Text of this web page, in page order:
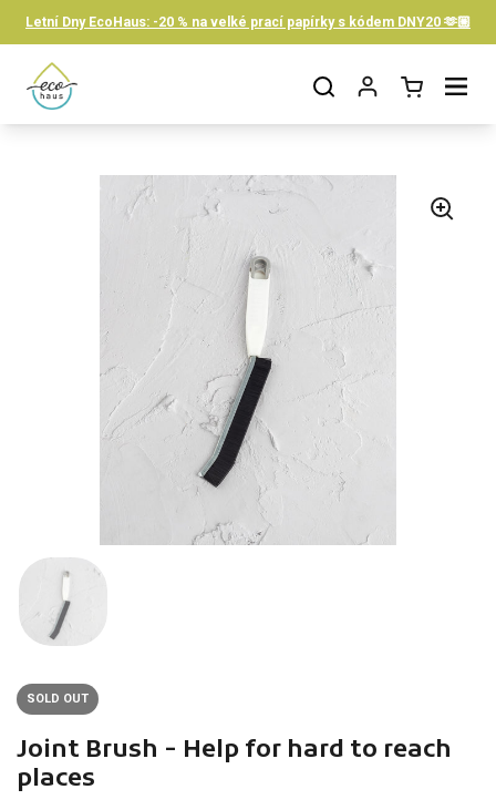
Letní Dny EcoHaus: -20 % na velké prací papírky s kódem DNY20 🫶🏼
Open cart Open menu
SOLD OUT
Joint Brush - Help for hard to reach
places